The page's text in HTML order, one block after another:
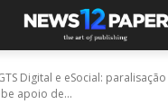
Digital e eSocial:
apoio de...